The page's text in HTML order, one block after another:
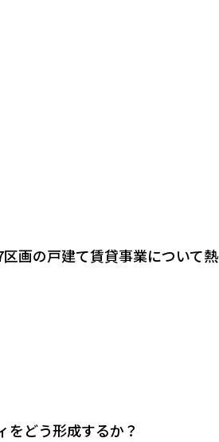
画の戸建て賃貸事業について熱
をどう形成するか？